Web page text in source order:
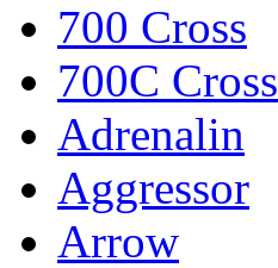
700 Cross
700C Cross
Adrenalin
Aggressor
Arrow